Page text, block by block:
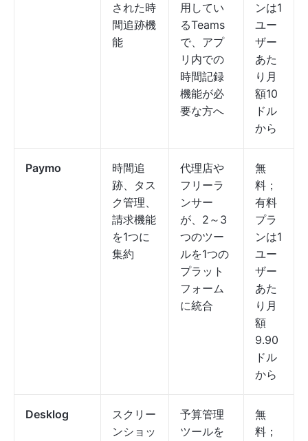
された時
間追跡機
能
用してい
るTeams
で、アプ
リ内での
時間記録
機能が必
要な方へ
ンは1
ユー
ザー
あた
り月
額10
ドル
から
Paymo
時間追
跡、タス
ク管理、
請求機能
を1つに
集約
代理店や
フリーラ
ンサー
が、2～3
つのツー
ルを1つの
プラット
フォーム
に統合
無
料；
有料
プラ
ンは1
ユー
ザー
あた
り月
額
9.90
ドル
から
Desklog
スクリー
ンショッ
予算管理
ツールを
無
料；